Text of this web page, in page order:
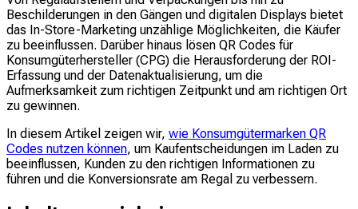
Beschilderungen in den Gängen und digitalen Displays bietet
das In-Store-Marketing unzählige Möglichkeiten, die Käufer
zu beeinflussen. Darüber hinaus lösen QR Codes für
Konsumgüterhersteller (CPG) die Herausforderung der ROI-
Erfassung und der Datenaktualisierung, um die
Aufmerksamkeit zum richtigen Zeitpunkt und am richtigen Ort
zu gewinnen.
In diesem Artikel zeigen wir, wie Konsumgütermarken QR
Codes nutzen können, um Kaufentscheidungen im Laden zu
beeinflussen, Kunden zu den richtigen Informationen zu
führen und die Konversionsrate am Regal zu verbessern.